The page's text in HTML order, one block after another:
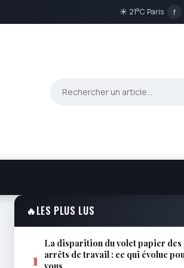
☀ 21°C Paris f
🔥LES PLUS LUS
1
La disparition du volet papier des
arrêts de travail : ce qui évolue
vous